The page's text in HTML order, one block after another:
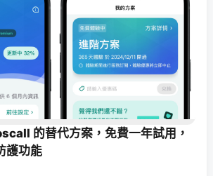
的替代方案，免費一年試用，
護功能